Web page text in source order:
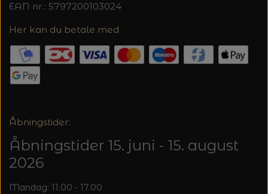
EAN nr.: 5797200103024
Her kan du betale med
Åbningstider:
Åbningstider 15. juni - 15. august
2026
Mandag: 11.00 - 17.00